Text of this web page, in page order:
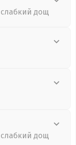
слабкий дощ
слабкий дощ